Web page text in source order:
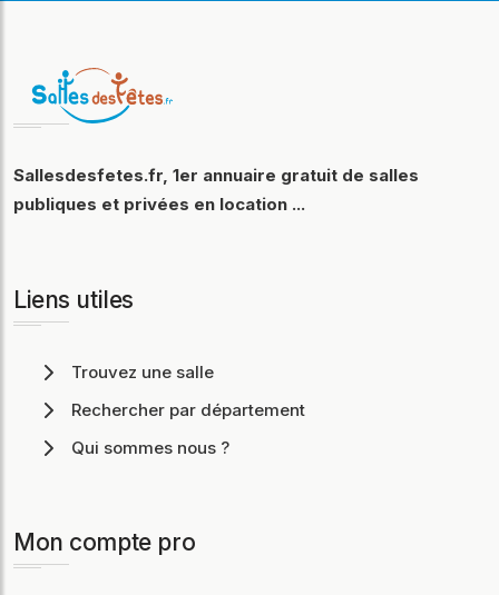
Sallesdesfetes.fr, 1er annuaire gratuit de salles
publiques et privées en location ...
Liens utiles
Trouvez une salle
Rechercher par département
Qui sommes nous ?
Mon compte pro